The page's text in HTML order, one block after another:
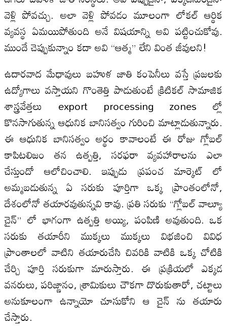
వెళ్లి పోవచ్చు. అలా వెళ్లి పోవడం మూలంగా లోకల్ ఆర్థిక
వ్యవస్థ ఏమయిపోతుంది అనే విషయాన్ని అవి పట్టించుకోవు.
ముందే చెప్పుకున్నాం కదా అవి “ఆత్మ” లేని వింత జీవులని!
ఉదారవాద మేధావులు బహుళ జాతి కంపెనీలు వస్తే ప్రజలకు
ఉద్యోగాలు వస్తాయని గొంతెత్తి పాడుతుంటే క్రిటికల్ సామాజిక
శాస్త్రవేత్తలు export processing zones ల్లో
కొనసాగుతున్న ఆధునిక బానిసత్వం గురించి మాట్లాడుతున్నారు.
ఈ ఆధునిక బానిసత్వం అర్థం కావాలంటే ఈ రోజు గ్లోబల్
కాపిటలిజం తన ఉత్పత్తి, సరఫరా వ్యవహారాలను ఎలా
చేస్తుందో ఆలోచించాలి. ఇప్పుడు ప్రపంచ మార్కెట్ లో
అమ్మబడుతున్న ఏ సరుకు పూర్తిగా ఒక్క ప్రాంతంలోనో,
దేశంలోనో తయారవుతున్నవి కావు. ప్రతి సరుకు “గ్లోబల్ వాల్యూ
చైన్” లో భాగంగా ఉత్పత్తి అయ్యి, పంపిణి అవుతుంది. ఒక
సరుకు తయారీని ముక్కలు ముక్కలు విభజించి వివిధ
ప్రాంతాలలో వాటిని తయారుచేసి చివరికి వాటికి ఒక్క చోటికి
చేర్చి పూర్తి సరుకుగా మారుస్తారు. ఈ ప్రక్రియలో ఎక్కడ
వనరులు, పరిజ్ణానం, శ్రామికులు చౌకగా దొరుకుతారో, చట్టాలు
అనుకూలంగా ఉన్నాయో చూసుకోని ఆ చైన్ ను తయారు
చేస్తారు.